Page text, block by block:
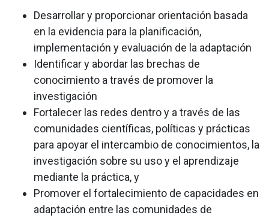
Desarrollar y proporcionar orientación basada
en la evidencia para la planificación,
implementación y evaluación de la adaptación
Identificar y abordar las brechas de
conocimiento a través de promover la
investigación
Fortalecer las redes dentro y a través de las
comunidades científicas, políticas y prácticas
para apoyar el intercambio de conocimientos, la
investigación sobre su uso y el aprendizaje
mediante la práctica, y
Promover el fortalecimiento de capacidades en
adaptación entre las comunidades de